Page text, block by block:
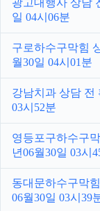
광고대행사 상담
일 04시06분
구로하수구막힘
월30일 04시01분
강남치과 상담 전
03시52분
영등포구하수구
년06월30일 03시
동대문하수구막
06월30일 03시39